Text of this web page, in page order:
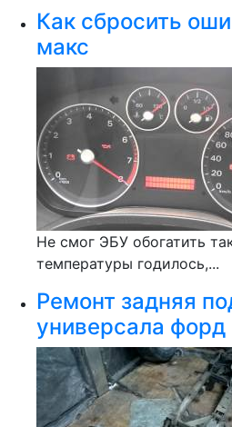
Как сбросить
макс
Не смог ЭБУ обогатить
температуры годилось,...
Ремонт задняя
универсала форд